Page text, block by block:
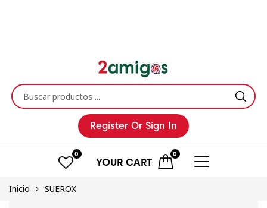
Register Or Sign In
0 0
YOUR CART
Inicio SUEROX